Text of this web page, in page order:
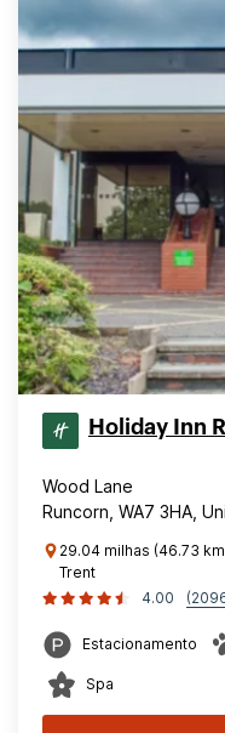
Holiday Inn
Wood Lane
Runcorn, WA7 3HA,
29.04 milhas (46.73
Trent
4.00
Estacionamento
Spa